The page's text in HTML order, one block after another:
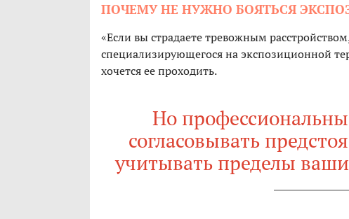
ПОЧЕМУ НЕ НУЖНО БОЯТЬСЯ
«Если вы страдаете тревожным
специализирующегося на экспозиционной
хочется ее проходить.
Но
согласовывать
учитывать пределы